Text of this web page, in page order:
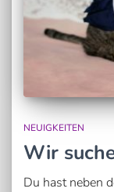
NEUIGKEITEN
Wir
Du hast neben